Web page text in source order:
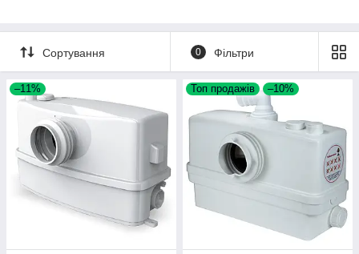
Сортування 0 Фільтри
–11% Топ продажів –10%